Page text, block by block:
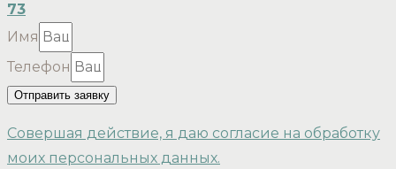
73
Имя
Телефон
Отправить заявку
Совершая действие, я даю согласие на обработку
моих персональных данных.